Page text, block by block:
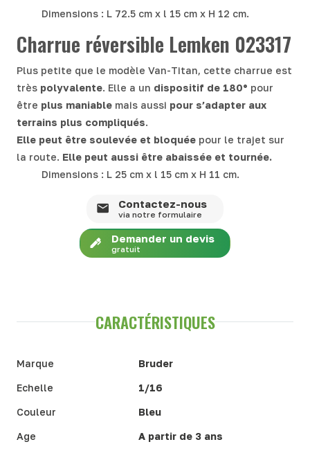
Dimensions : L 72.5 cm x l 15 cm x H 12 cm.
Charrue réversible Lemken 023317
Plus petite que le modèle Van-Titan, cette charrue est
très polyvalente. Elle a un dispositif de 180° pour
être plus maniable mais aussi pour s’adapter aux
terrains plus compliqués.
Elle peut être soulevée et bloquée pour le trajet sur
la route. Elle peut aussi être abaissée et tournée.
Dimensions : L 25 cm x l 15 cm x H 11 cm.
Contactez-nous
via notre formulaire
Demander un devis
gratuit
CARACTÉRISTIQUES
Marque Bruder
Echelle 1/16
Couleur Bleu
Age A partir de 3 ans